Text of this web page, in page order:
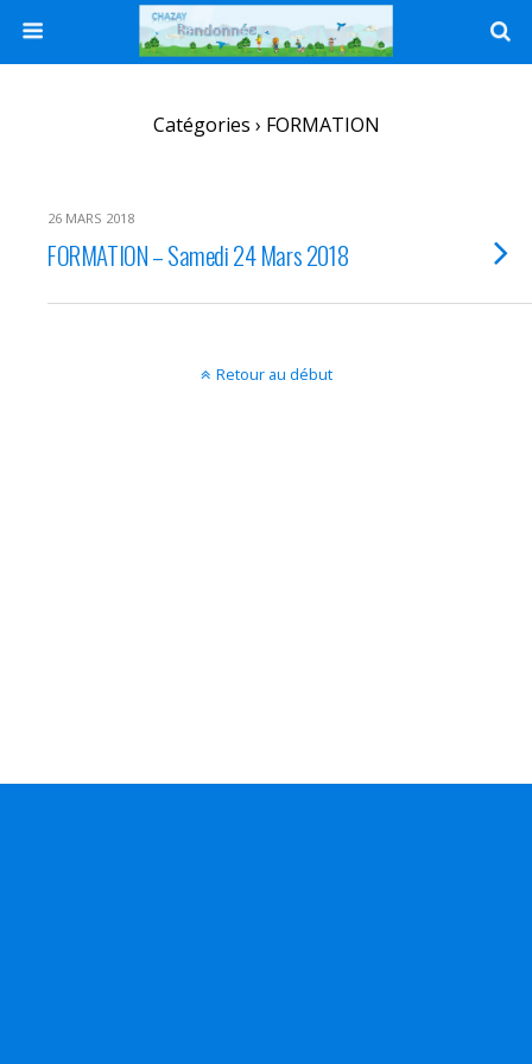
Catégories › FORMATION
26 MARS 2018
FORMATION – Samedi 24 Mars 2018
Retour au début